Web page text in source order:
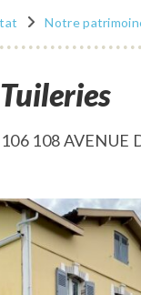
Notre
108 AVENUE